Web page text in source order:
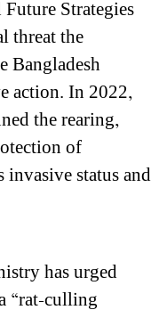
Strategies
threat the
Bangladesh
action. In 2022,
the rearing,
of
status and
has urged
“rat-culling